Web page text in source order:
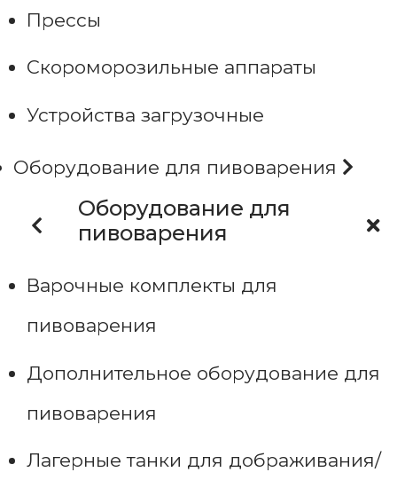
Прессы
Скороморозильные аппараты
Устройства загрузочные
Оборудование для пивоварения
Оборудование для
пивоварения
Варочные комплекты для
пивоварения
Дополнительное оборудование для
пивоварения
Лагерные танки для дображивания/